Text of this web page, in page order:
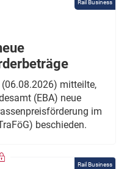
Rail Business
mitteilte,
(EBA) neue
im
beschieden.
Rail Business